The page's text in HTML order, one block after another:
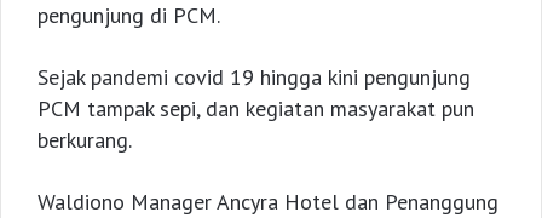
pengunjung di PCM.
Sejak pandemi covid 19 hingga kini pengunjung
PCM tampak sepi, dan kegiatan masyarakat pun
berkurang.
Waldiono Manager Ancyra Hotel dan Penanggung